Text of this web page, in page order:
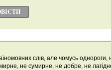
слів, але чомусь
не сумирне, не добре, не